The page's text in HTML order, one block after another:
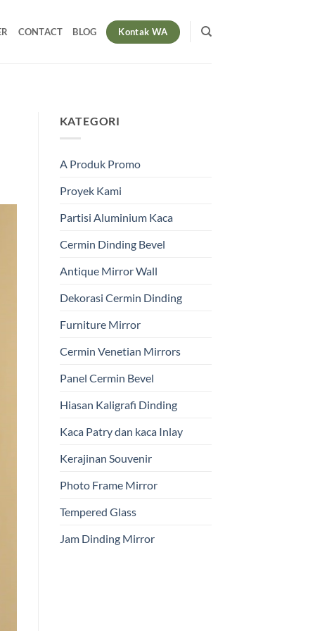
CONTACT BLOG Kontak WA
KATEGORI
A Produk Promo
Proyek Kami
Partisi Aluminium Kaca
Cermin Dinding Bevel
Antique Mirror Wall
Dekorasi Cermin Dinding
Furniture Mirror
Cermin Venetian Mirrors
Panel Cermin Bevel
Hiasan Kaligrafi Dinding
Kaca Patry dan kaca Inlay
Kerajinan Souvenir
Photo Frame Mirror
Tempered Glass
Jam Dinding Mirror